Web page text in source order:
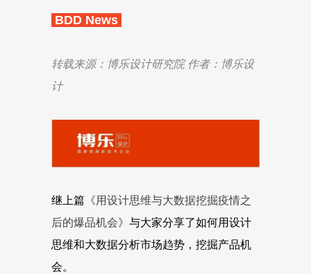
BDD News
转载来源：博乐设计研究院 作者： 博乐设
计
继上篇 《用设计思维与大数据挖掘疫情之
后的爆品机会》 与大家分享了如何用设计
思维和大数据分析市场趋势，挖掘产品机
会。